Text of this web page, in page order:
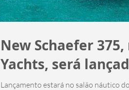
New Schaefer
Yachts, será
Lançamento estará no salão náutico